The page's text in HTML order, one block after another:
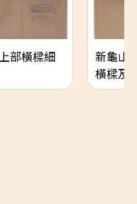
部橫樑細
新龜山
橫樑及